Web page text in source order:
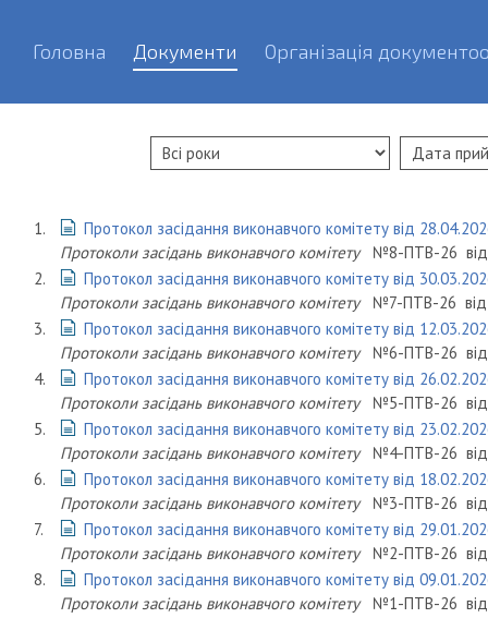
Головна Документи Організація
1.
Протокол засідання виконавчого комітету від
Протоколи засідань виконавчого комітету
№8-ПТВ-26
2.
Протокол засідання виконавчого комітету від
Протоколи засідань виконавчого комітету
№7-ПТВ-26
3.
Протокол засідання виконавчого комітету від
Протоколи засідань виконавчого комітету
№6-ПТВ-26
4.
Протокол засідання виконавчого комітету від
Протоколи засідань виконавчого комітету
№5-ПТВ-26
5.
Протокол засідання виконавчого комітету від
Протоколи засідань виконавчого комітету
№4-ПТВ-26
6.
Протокол засідання виконавчого комітету від
Протоколи засідань виконавчого комітету
№3-ПТВ-26
7.
Протокол засідання виконавчого комітету від
Протоколи засідань виконавчого комітету
№2-ПТВ-26
8.
Протокол засідання виконавчого комітету від
Протоколи засідань виконавчого комітету
№1-ПТВ-26